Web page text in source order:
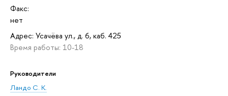
Факс:
нет
Адрес: Усачёва ул., д. 6, каб. 425
Время работы: 10-18
Руководители
Ландо С. К.